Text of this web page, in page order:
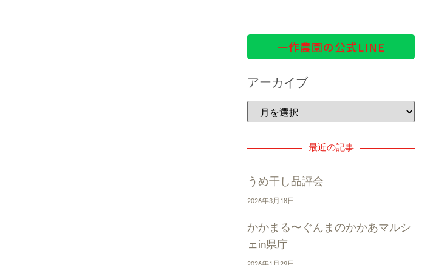
一作農園の公式LINE
アーカイブ
最近の記事
うめ干し品評会
2026年3月18日
かかまる〜ぐんまのかかあマルシ
ェin県庁